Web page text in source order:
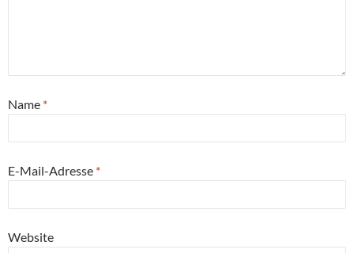
Name *
E-Mail-Adresse *
Website